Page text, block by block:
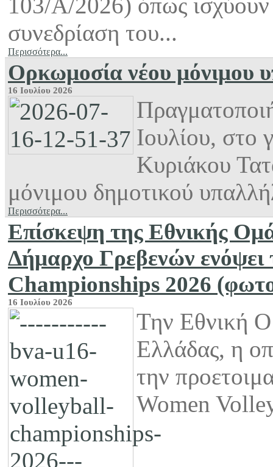
συνεδρίαση του...
Περισσότερα...
Ορκωμοσία νέου μόνιμου
16 Ιουλίου 2026
Ιουλίου, στο
Κυριάκου
μόνιμου δημοτικού
Περισσότερα...
Επίσκεψη της Εθνικής
Δήμαρχο Γρεβενών
Championships 2026
16 Ιουλίου 2026
Την Εθνική
Ελλάδας, η
την
Women